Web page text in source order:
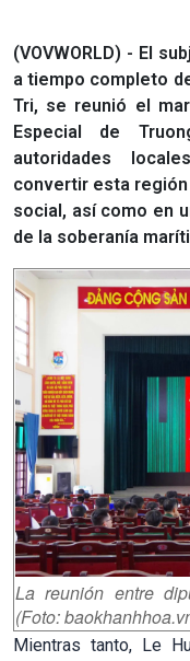
(VOVWORLD) - El
a tiempo completo
Tri, se reunió el
Especial de
autoridades
convertir esta
social, así como en
de la soberanía
La reunión entre
(Foto:
Mientras tanto, Le